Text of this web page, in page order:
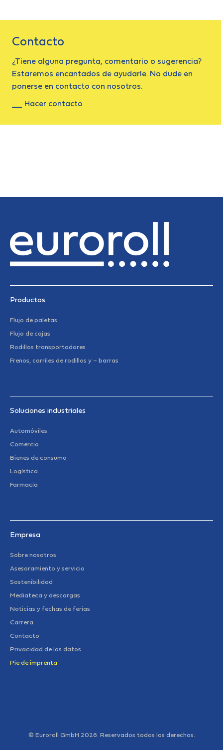
Contacto
¿Tiene alguna pregunta, comentario o sugerencia?
Estaremos encantados de ayudarle. No dude en
ponerse en contacto con nosotros.
Hacer contacto
Productos
Flujo de paletas
Flujo de cajas
Rodillos transportadores
Frenos, carriles de rodillos y – barras
Soluciones industriales
Automóviles
Comercio
Bienes de consumo
Logística
Farmacia
Empresa
Sobre nosotros
Asesoramiento y servicio
Sostenibilidad
Mediateca y descargas
Noticias y fechas de ferias
Carrera
Contacto
Privacidad de los datos
Pie de imprenta
© Euroroll GmbH 2026. Reservados todos los derechos.